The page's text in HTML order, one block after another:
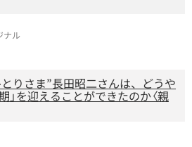
ナル
りさま”長田昭二さんは、どうや
」を迎えることができたのか〈親